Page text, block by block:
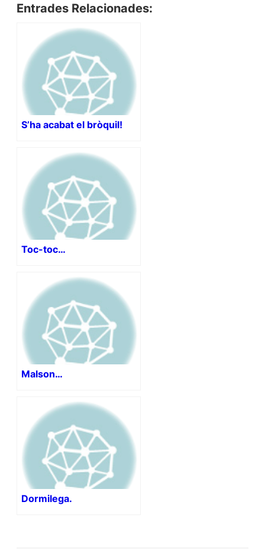
Entrades Relacionades:
S’ha acabat el bròquil!
Toc-toc…
Malson…
Dormilega.